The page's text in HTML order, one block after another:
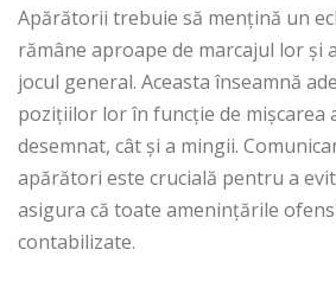
Apărătorii trebuie să mențină un
rămâne aproape de marcajul lor și
jocul general. Aceasta înseamnă
pozițiilor lor în funcție de mișcarea
desemnat, cât și a mingii.
apărători este crucială pentru a
asigura că toate amenințările
contabilizate.